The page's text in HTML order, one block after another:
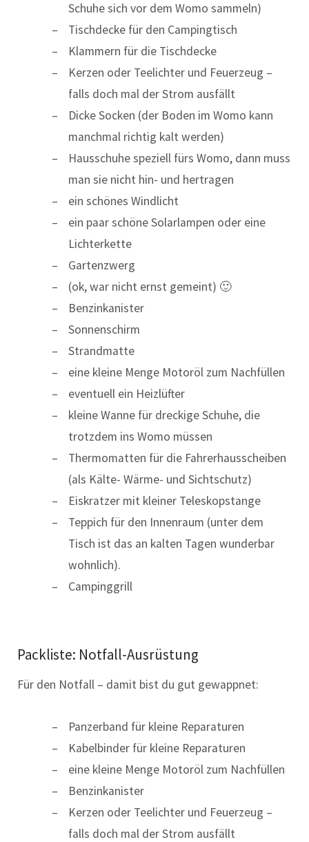
Schuhe sich vor dem Womo sammeln)
Tischdecke für den Campingtisch
Klammern für die Tischdecke
Kerzen oder Teelichter und Feuerzeug –
falls doch mal der Strom ausfällt
Dicke Socken (der Boden im Womo kann
manchmal richtig kalt werden)
Hausschuhe speziell fürs Womo, dann muss
man sie nicht hin- und hertragen
ein schönes Windlicht
ein paar schöne Solarlampen oder eine
Lichterkette
Gartenzwerg
(ok, war nicht ernst gemeint) 🙂
Benzinkanister
Sonnenschirm
Strandmatte
eine kleine Menge Motoröl zum Nachfüllen
eventuell ein Heizlüfter
kleine Wanne für dreckige Schuhe, die
trotzdem ins Womo müssen
Thermomatten für die Fahrerhausscheiben
(als Kälte- Wärme- und Sichtschutz)
Eiskratzer mit kleiner Teleskopstange
Teppich für den Innenraum (unter dem
Tisch ist das an kalten Tagen wunderbar
wohnlich).
Campinggrill
Packliste: Notfall-Ausrüstung
Für den Notfall – damit bist du gut gewappnet:
Panzerband für kleine Reparaturen
Kabelbinder für kleine Reparaturen
eine kleine Menge Motoröl zum Nachfüllen
Benzinkanister
Kerzen oder Teelichter und Feuerzeug –
falls doch mal der Strom ausfällt